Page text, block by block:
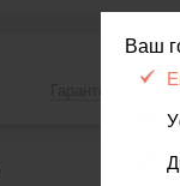
Ваш
Гарантия, сервис